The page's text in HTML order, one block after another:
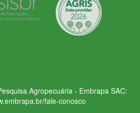
Agropecuária - Embrapa SAC:
fale-conosco